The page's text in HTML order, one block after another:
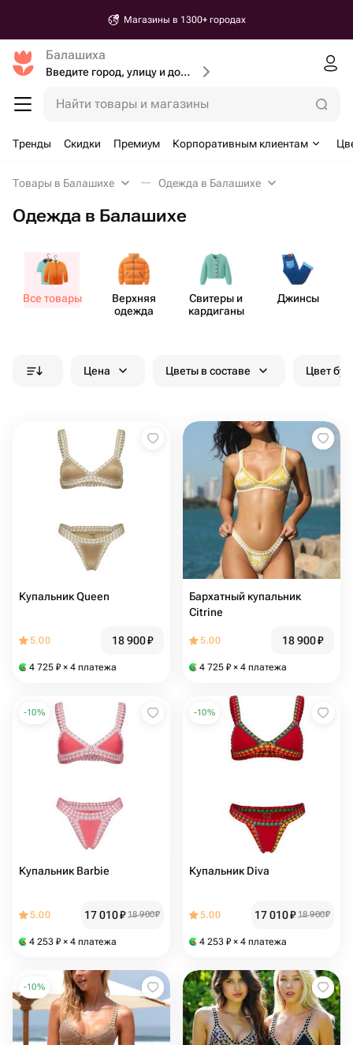
Магазины в 1300+ городах
Балашиха
Введите город, улицу и дом доставки
Найти товары и магазины
Тренды Скидки Премиум Корпоративным клиентам
Товары в Балашихе Одежда в Балашихе
Одежда в Балашихе
Все товары
Верхняя
одежда
Свитеры и
кардиганы
Джинсы
Цена Цветы в составе Цвет
Купальник Queen
5.00 18 900₽
4 725 ₽ × 4 платежа
Бархатный купальник
Citrine
5.00 18 900₽
4 725 ₽ × 4 платежа
-10%
Купальник Barbie
5.00 17 010₽ 18 900₽
4 253 ₽ × 4 платежа
-10%
Купальник Diva
5.00 17 010₽ 18 900₽
4 253 ₽ × 4 платежа
-10%